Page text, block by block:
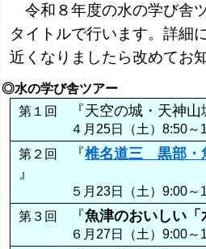
令和８年度の水の学び舎
タイトルで行います。詳細
近くなりましたら改めてお
◎水の学び舎ツアー
第１回
『天空の城・天神山
４月25日（土）8:50～
第２回
『椎名道三 黒部・
』
５月23日（土）9:00
第３回
『魚津のおいしい
６月27日（土）9:00